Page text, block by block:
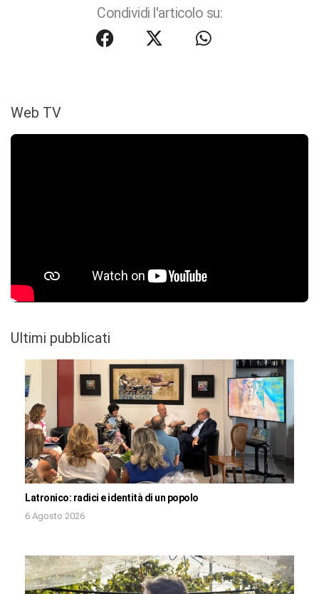
Condividi l'articolo su:
Web TV
Ultimi pubblicati
Latronico: radici e identità di un popolo
6 Agosto 2026